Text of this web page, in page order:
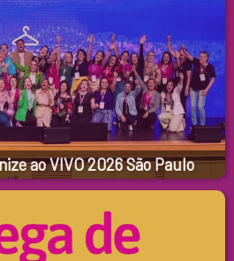
ao VIVO 2026 São Paulo